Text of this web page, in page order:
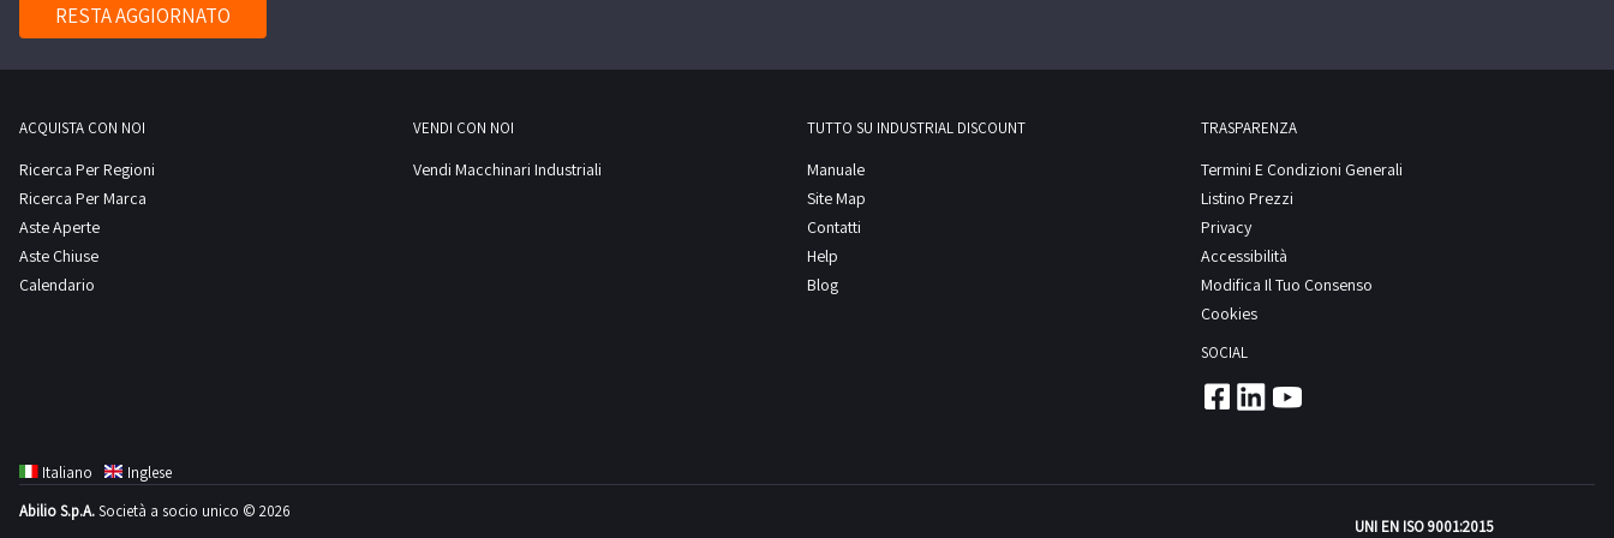
RESTA AGGIORNATO
ACQUISTA CON NOI
Ricerca Per Regioni
Ricerca Per Marca
Aste Aperte
Aste Chiuse
Calendario
VENDI CON NOI
Vendi Macchinari Industriali
TUTTO SU INDUSTRIAL DISCOUNT
Manuale
Site Map
Contatti
Help
Blog
TRASPARENZA
Termini E Condizioni Generali
Listino Prezzi
Privacy
Accessibilità
Modifica Il Tuo Consenso
Cookies
SOCIAL
Italiano
Inglese
Abilio S.p.A.Società a socio unico © 2026
UNI EN ISO 9001:2015